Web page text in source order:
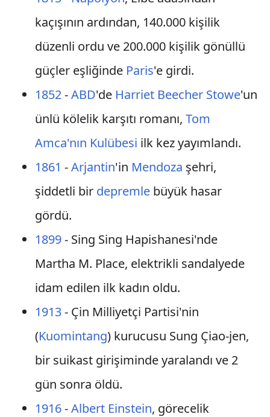
kaçışının ardından, 140.000 kişilik
düzenli ordu ve 200.000 kişilik gönüllü
güçler eşliğinde Paris'e girdi.
1852-ABD'de Harriet Beecher Stowe'un
ünlü kölelik karşıtı romanı, Tom
Amca'nın Kulübesi ilk kez yayımlandı.
1861 -Arjantin'in Mendoza şehri,
şiddetli bir depremlebüyük hasar
gördü.
1899- Sing Sing Hapishanesi'nde
Martha M. Place, elektrikli sandalyede
idam edilen ilk kadın oldu.
1913- Çin Milliyetçi Partisi'nin
(Kuomintang) kurucusu Sung Çiao-jen,
bir suikast girişiminde yaralandı ve 2
gün sonra öldü.
1916-Albert Einstein, görecelik